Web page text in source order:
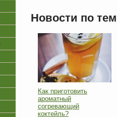
Новости по
Как приготовить
ароматный
согревающий
коктейль?